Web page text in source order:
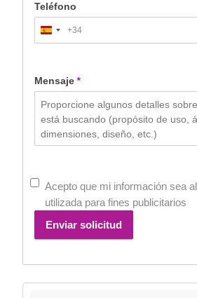
Teléfono
Spain
+34
+34
Mensaje*
Acepto que mi información sea
utilizada para fines publicitarios
Enviar solicitud